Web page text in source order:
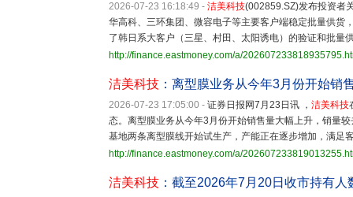
2026-07-23 16:18:49 - 洁美科技(002859.SZ)发布投资者
华高科、三环集团、微容电子等主要客户端稳定批量供货
了韩日系大客户（三星、村田、太阳诱电）的验证和批量
http://finance.eastmoney.com/a/
洁美科技 ：离型膜业务从今年3月份开始销
2026-07-23 17:05:00 - 证券日报网7月23日讯 ， 洁美科技
态。离型膜业务从今年3月份开始销售量大幅上升，销量
基地两条离型膜线开始试生产，产能正在逐步增加，满足
http://finance.eastmoney.com/a/
洁美科技 ：截至2026年7月20日收市持有